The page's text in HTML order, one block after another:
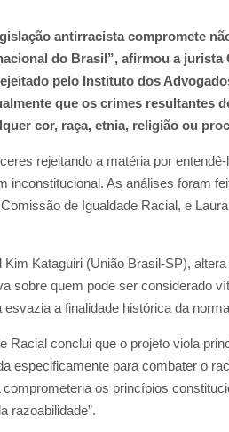
antirracista compromete
do Brasil”, afirmou a jurista
pelo Instituto dos
que os crimes resultantes
cor, raça, etnia, religião ou
rejeitando a matéria por
inconstitucional. As análises foram
de Igualdade Racial, e
Kataguiri (União Brasil-SP),
sobre quem pode ser considerado
a finalidade histórica da
Racial conclui que o projeto viola
especificamente para combater o
os princípios
razoabilidade”.